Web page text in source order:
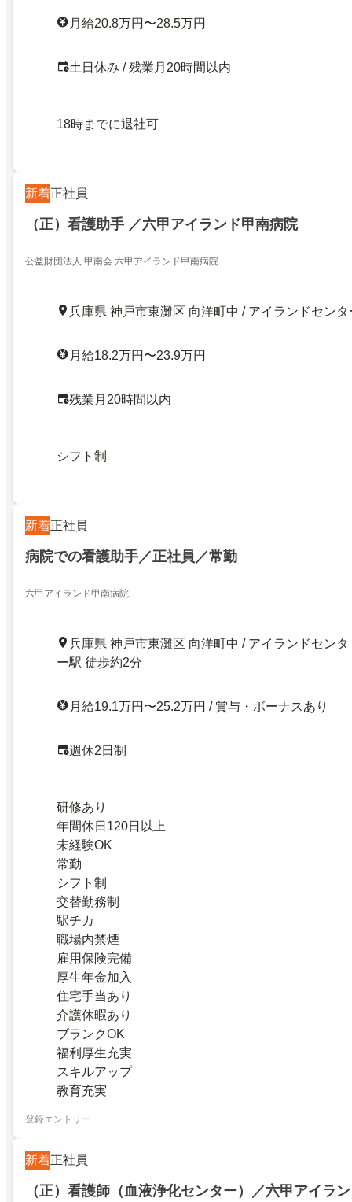
月給20.8万円〜28.5万円
土日休み / 残業月20時間以内
18時までに退社可
新着正社員
（正）看護助手 ／六甲アイランド甲南病院
公益財団法人 甲南会 六甲アイランド甲南病院
兵庫県 神戸市東灘区 向洋町中 / アイランドセン
月給18.2万円〜23.9万円
残業月20時間以内
シフト制
新着正社員
病院での看護助手／正社員／常勤
六甲アイランド甲南病院
兵庫県 神戸市東灘区 向洋町中 / アイランドセンタ
ー駅 徒歩約2分
月給19.1万円〜25.2万円 / 賞与・ボーナスあり
週休2日制
研修あり
年間休日120日以上
未経験OK
常勤
シフト制
交替勤務制
駅チカ
職場内禁煙
雇用保険完備
厚生年金加入
住宅手当あり
介護休暇あり
ブランクOK
福利厚生充実
スキルアップ
教育充実
登録エントリー
新着正社員
（正）看護師（血液浄化センター）／六甲アイラ